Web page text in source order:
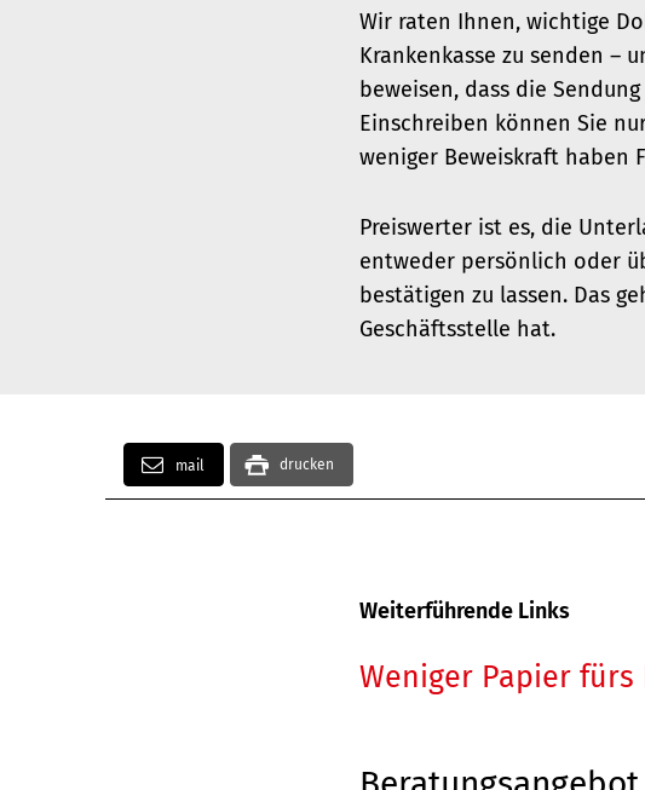
Wir raten Ihnen, wichtige
Krankenkasse zu senden –
beweisen, dass die
Einschreiben können Sie
weniger Beweiskraft haben
Preiswerter ist es, die
entweder persönlich oder
bestätigen zu lassen. Das
Geschäftsstelle hat.
mail drucken
Weiterführende Links
Weniger Papier fürs